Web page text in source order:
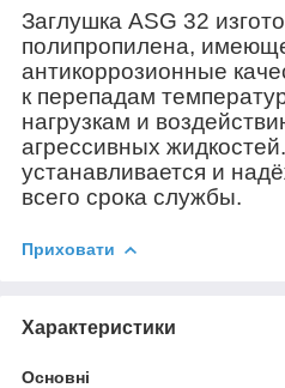
Заглушка ASG 32
полипропилена,
антикоррозионные
к перепадам
нагрузкам и
агрессивных
устанавливается и
всего срока службы.
Приховати
Характеристики
Основні